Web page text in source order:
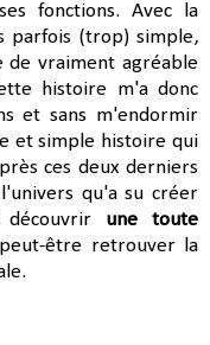
fonctions. Avec la
parfois (trop) simple,
de vraiment agréable
histoire m'a donc
et sans m'endormir
et simple histoire qui
ces deux derniers
qu'a su créer
découvrir une toute
être retrouver la